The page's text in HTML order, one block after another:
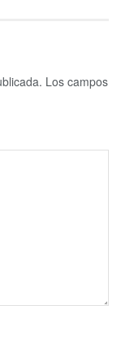
Los campos